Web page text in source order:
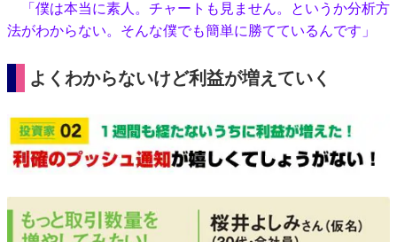
「僕は本当に素人。チャートも見ません。というか分析方
法がわからない。そんな僕でも簡単に勝てているんです」
よくわからないけど利益が増えていく